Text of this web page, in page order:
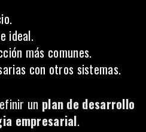
ideal.
más comunes.
con otros sistemas.
un plan de desarrollo
empresarial.